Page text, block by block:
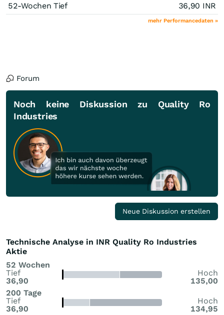
52-Wochen Tief
36,90 INR
mehr Performancedaten »
Forum
Noch keine Diskussion zu Quality Ro
Industries
Neue Diskussion erstellen
Technische Analyse in INR Quality Ro Industries
Aktie
52 Wochen
Tief
36,90
Hoch
135,00
200 Tage
Tief
36,90
Hoch
134,95